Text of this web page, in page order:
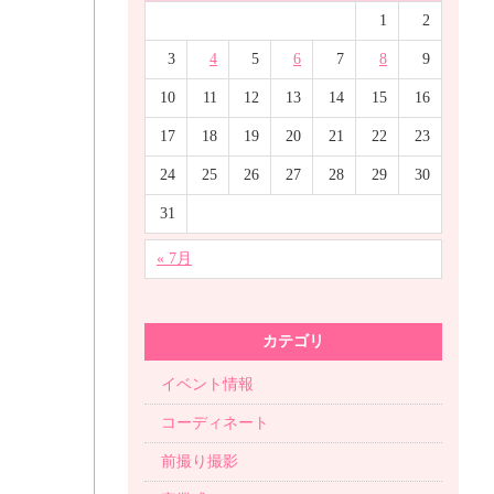
1 2
3 4 5 6 7 8 9
10 11 12 13 14 15 16
17 18 19 20 21 22 23
24 25 26 27 28 29 30
31
« 7月
カテゴリ
イベント情報
コーディネート
前撮り撮影